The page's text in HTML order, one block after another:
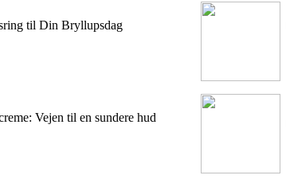
til Din Bryllupsdag
Vejen til en sundere hud